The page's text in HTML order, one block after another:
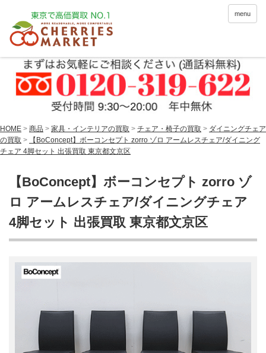
menu
HOME > 商品 > 家具・インテリアの買取 > チェア・椅子の買取 > ダイニングチェア
の買取 >
【BoConcept】ボーコンセプト zorro ゾロ アームレスチェア/ダイニング
チェア 4脚セット 出張買取 東京都文京区
【BoConcept】ボーコンセプト zorro ゾ
ロ アームレスチェア/ダイニングチェア
4脚セット 出張買取 東京都文京区